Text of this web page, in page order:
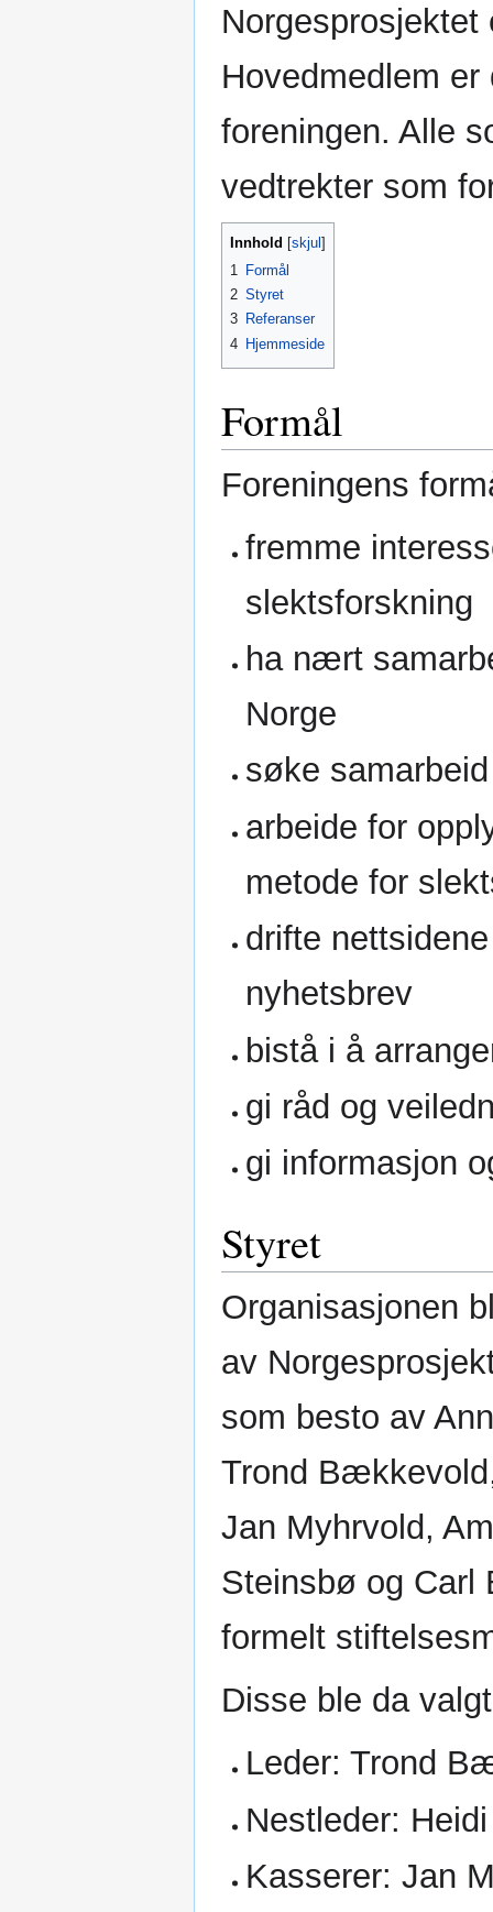
Hovedmedlem
foreningen. Alle
vedtrekter som
Innhold
1
Formål
2 Styret
3 Referanser
4 Hjemmeside
Formål
Foreningens
fremme
slektsforskning
ha nært
Norge
søke
arbeide for
metode for
drifte
nyhetsbrev
bistå i å
gi råd og
gi informasjon
Styret
Organisasjonen
av
som besto av
Trond
Jan Myhrvold,
Steinsbø og Carl
formelt
Disse ble da
Leder: Trond
Nestleder:
Kasserer: Jan